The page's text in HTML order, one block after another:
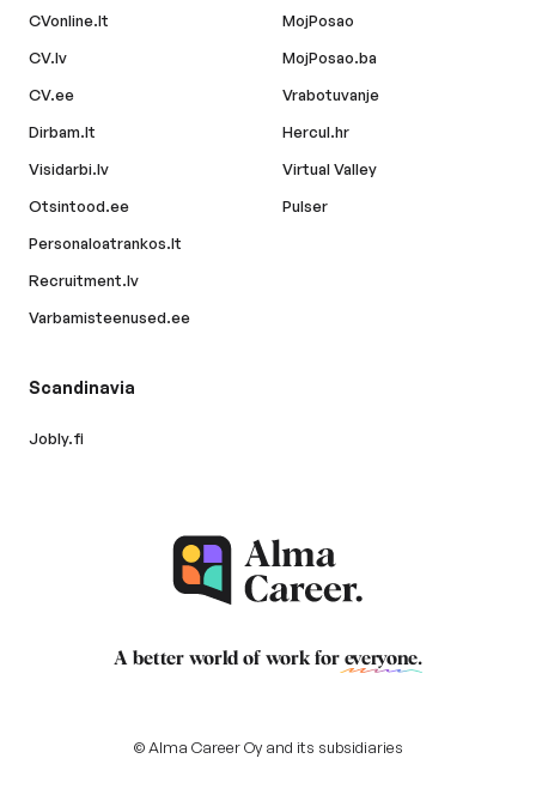
CVonline.lt
CV.lv
CV.ee
Dirbam.lt
Visidarbi.lv
Otsintood.ee
Personaloatrankos.lt
Recruitment.lv
Varbamisteenused.ee
MojPosao
MojPosao.ba
Vrabotuvanje
Hercul.hr
Virtual Valley
Pulser
Scandinavia
Jobly.fi
A better world of work for everyone.
© Alma Career Oy and its subsidiaries